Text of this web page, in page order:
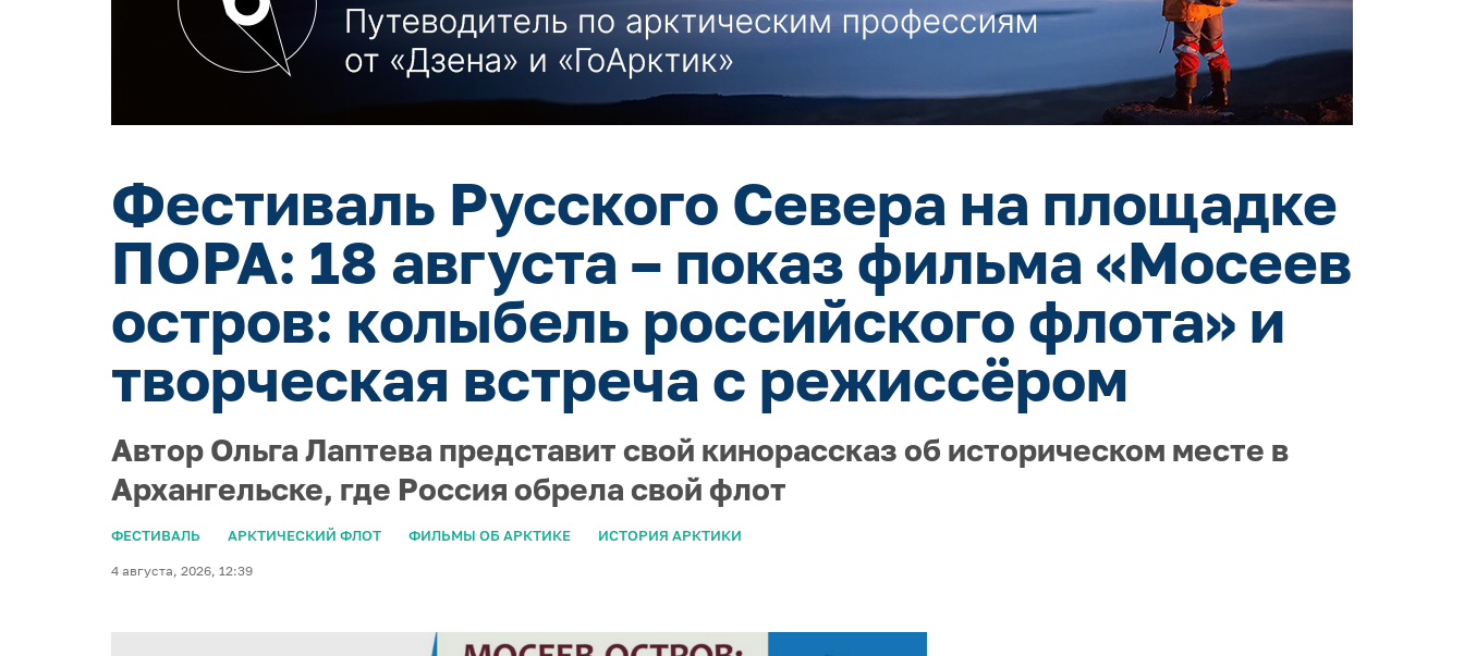
Фестиваль Русского Севера на площадке
ПОРА: 18 августа – показ фильма «Мосеев
остров: колыбель российского флота» и
творческая встреча с режиссёром
Автор Ольга Лаптева представит свой кинорассказ об историческом месте в
Архангельске, где Россия обрела свой флот
ФЕСТИВАЛЬ АРКТИЧЕСКИЙ ФЛОТ ФИЛЬМЫ ОБ АРКТИКЕ ИСТОРИЯ АРКТИКИ
4 августа, 2026, 12:39